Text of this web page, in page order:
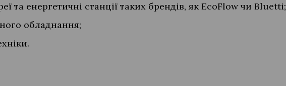
та енергетичні станції таких брендів, як EcoFlow чи Bluetti;
обладнання;